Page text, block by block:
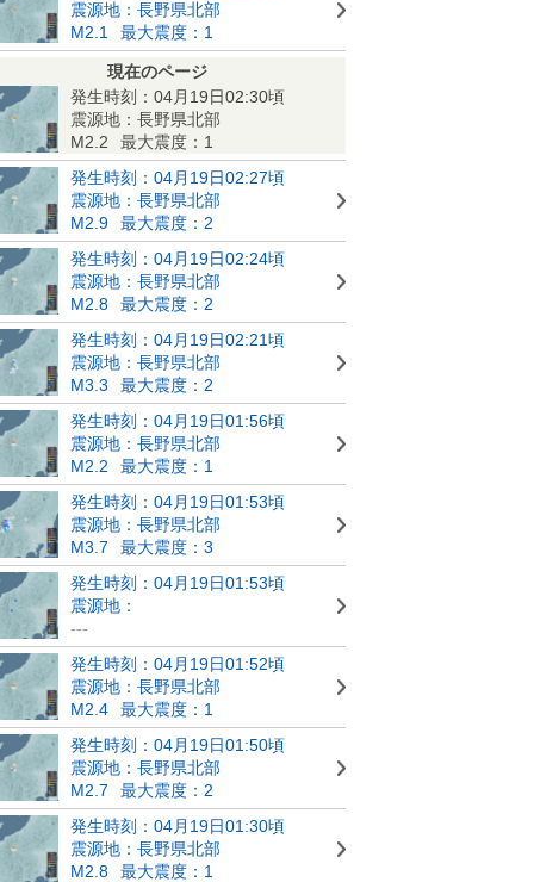
震源地：長野県北部
M2.1
最大震度：1
現在のページ
発生時刻：04月19日02:30頃
震源地：長野県北部
M2.2
最大震度：1
発生時刻：04月19日02:27頃
震源地：長野県北部
M2.9
最大震度：2
発生時刻：04月19日02:24頃
震源地：長野県北部
M2.8
最大震度：2
発生時刻：04月19日02:21頃
震源地：長野県北部
M3.3
最大震度：2
発生時刻：04月19日01:56頃
震源地：長野県北部
M2.2
最大震度：1
発生時刻：04月19日01:53頃
震源地：長野県北部
M3.7
最大震度：3
発生時刻：04月19日01:53頃
震源地：
---
発生時刻：04月19日01:52頃
震源地：長野県北部
M2.4
最大震度：1
発生時刻：04月19日01:50頃
震源地：長野県北部
M2.7
最大震度：2
発生時刻：04月19日01:30頃
震源地：長野県北部
M2.8
最大震度：1